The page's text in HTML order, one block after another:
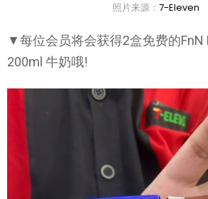
照片来源： 7-Eleven
▼每位会员将会获得2盒免费的FnN
200ml 牛奶哦!